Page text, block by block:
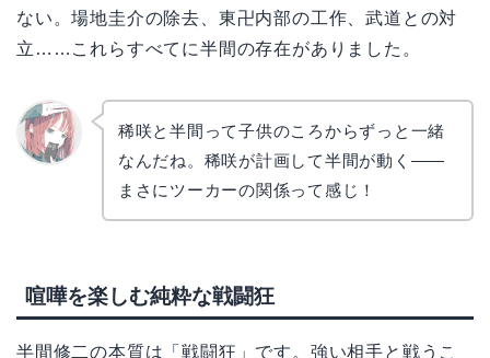
ない。場地圭介の除去、東卍内部の工作、武道との対
立……これらすべてに半間の存在がありました。
稀咲と半間って子供のころからずっと一緒
なんだね。稀咲が計画して半間が動く——
まさにツーカーの関係って感じ！
喧嘩を楽しむ純粋な戦闘狂
半間修二の本質は「戦闘狂」です。強い相手と戦うこ